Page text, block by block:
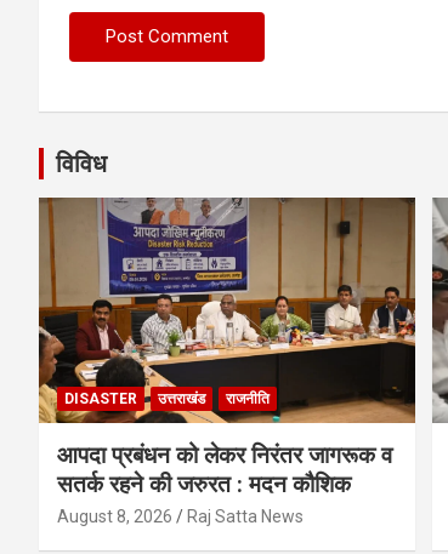
विविध
DISASTER उत्तराखंड राजनीति
आपदा प्रबंधन को लेकर निरंतर जागरूक व
सतर्क रहने की जरुरत : मदन कौशिक
August 8, 2026 Raj Satta News